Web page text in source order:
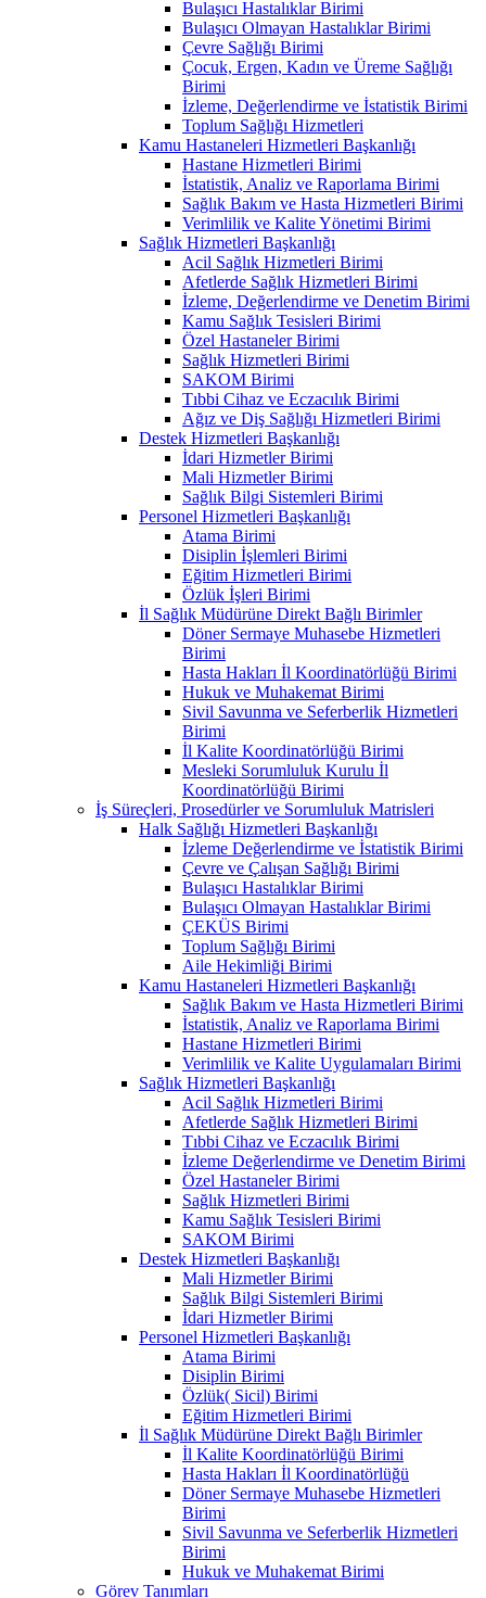
Bulaşıcı Hastalıklar Birimi
Bulaşıcı Olmayan Hastalıklar Birimi
Çevre Sağlığı Birimi
Çocuk, Ergen, Kadın ve Üreme Sağlığı
Birimi
İzleme, Değerlendirme ve İstatistik Birimi
Toplum Sağlığı Hizmetleri
Kamu Hastaneleri Hizmetleri Başkanlığı
Hastane Hizmetleri Birimi
İstatistik, Analiz ve Raporlama Birimi
Sağlık Bakım ve Hasta Hizmetleri Birimi
Verimlilik ve Kalite Yönetimi Birimi
Sağlık Hizmetleri Başkanlığı
Acil Sağlık Hizmetleri Birimi
Afetlerde Sağlık Hizmetleri Birimi
İzleme, Değerlendirme ve Denetim Birimi
Kamu Sağlık Tesisleri Birimi
Özel Hastaneler Birimi
Sağlık Hizmetleri Birimi
SAKOM Birimi
Tıbbi Cihaz ve Eczacılık Birimi
Ağız ve Diş Sağlığı Hizmetleri Birimi
Destek Hizmetleri Başkanlığı
İdari Hizmetler Birimi
Mali Hizmetler Birimi
Sağlık Bilgi Sistemleri Birimi
Personel Hizmetleri Başkanlığı
Atama Birimi
Disiplin İşlemleri Birimi
Eğitim Hizmetleri Birimi
Özlük İşleri Birimi
İl Sağlık Müdürüne Direkt Bağlı Birimler
Döner Sermaye Muhasebe Hizmetleri
Birimi
Hasta Hakları İl Koordinatörlüğü Birimi
Hukuk ve Muhakemat Birimi
Sivil Savunma ve Seferberlik Hizmetleri
Birimi
İl Kalite Koordinatörlüğü Birimi
Mesleki Sorumluluk Kurulu İl
Koordinatörlüğü Birimi
İş Süreçleri, Prosedürler ve Sorumluluk Matrisleri
Halk Sağlığı Hizmetleri Başkanlığı
İzleme Değerlendirme ve İstatistik Birimi
Çevre ve Çalışan Sağlığı Birimi
Bulaşıcı Hastalıklar Birimi
Bulaşıcı Olmayan Hastalıklar Birimi
ÇEKÜS Birimi
Toplum Sağlığı Birimi
Aile Hekimliği Birimi
Kamu Hastaneleri Hizmetleri Başkanlığı
Sağlık Bakım ve Hasta Hizmetleri Birimi
İstatistik, Analiz ve Raporlama Birimi
Hastane Hizmetleri Birimi
Verimlilik ve Kalite Uygulamaları Birimi
Sağlık Hizmetleri Başkanlığı
Acil Sağlık Hizmetleri Birimi
Afetlerde Sağlık Hizmetleri Birimi
Tıbbi Cihaz ve Eczacılık Birimi
İzleme Değerlendirme ve Denetim Birimi
Özel Hastaneler Birimi
Sağlık Hizmetleri Birimi
Kamu Sağlık Tesisleri Birimi
SAKOM Birimi
Destek Hizmetleri Başkanlığı
Mali Hizmetler Birimi
Sağlık Bilgi Sistemleri Birimi
İdari Hizmetler Birimi
Personel Hizmetleri Başkanlığı
Atama Birimi
Disiplin Birimi
Özlük( Sicil) Birimi
Eğitim Hizmetleri Birimi
İl Sağlık Müdürüne Direkt Bağlı Birimler
İl Kalite Koordinatörlüğü Birimi
Hasta Hakları İl Koordinatörlüğü
Döner Sermaye Muhasebe Hizmetleri
Birimi
Sivil Savunma ve Seferberlik Hizmetleri
Birimi
Hukuk ve Muhakemat Birimi
Görev Tanımları